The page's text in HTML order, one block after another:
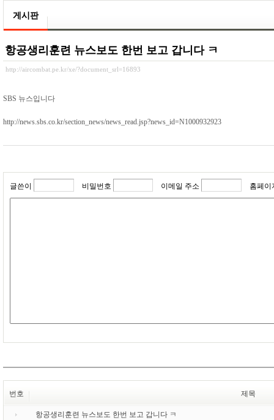
게시판
항공생리훈련 뉴스보도 한번 보고 갑니다 ㅋ
http://aircombat.pe.kr/xe/?document_srl=16893
SBS 뉴스입니다
http://news.sbs.co.kr/section_news/news_read.jsp?news_id=N1000932923
글쓴이 비밀번호 이메일 주소 홈페이
번호 제목
항공생리훈련 뉴스보도 한번 보고 갑니다 ㅋ